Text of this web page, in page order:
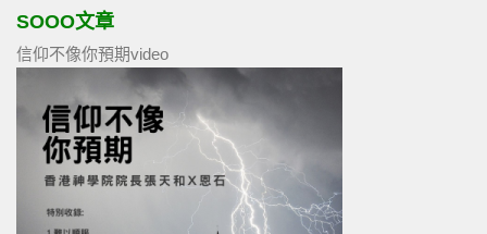
SOOO文章
信仰不像你預期video